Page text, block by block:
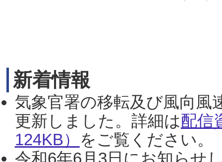
新着情報
気象官署の移転及び風向風
更新しました。詳細は配信
124KB） をご覧ください。
令和6年6月3日にお知らせ